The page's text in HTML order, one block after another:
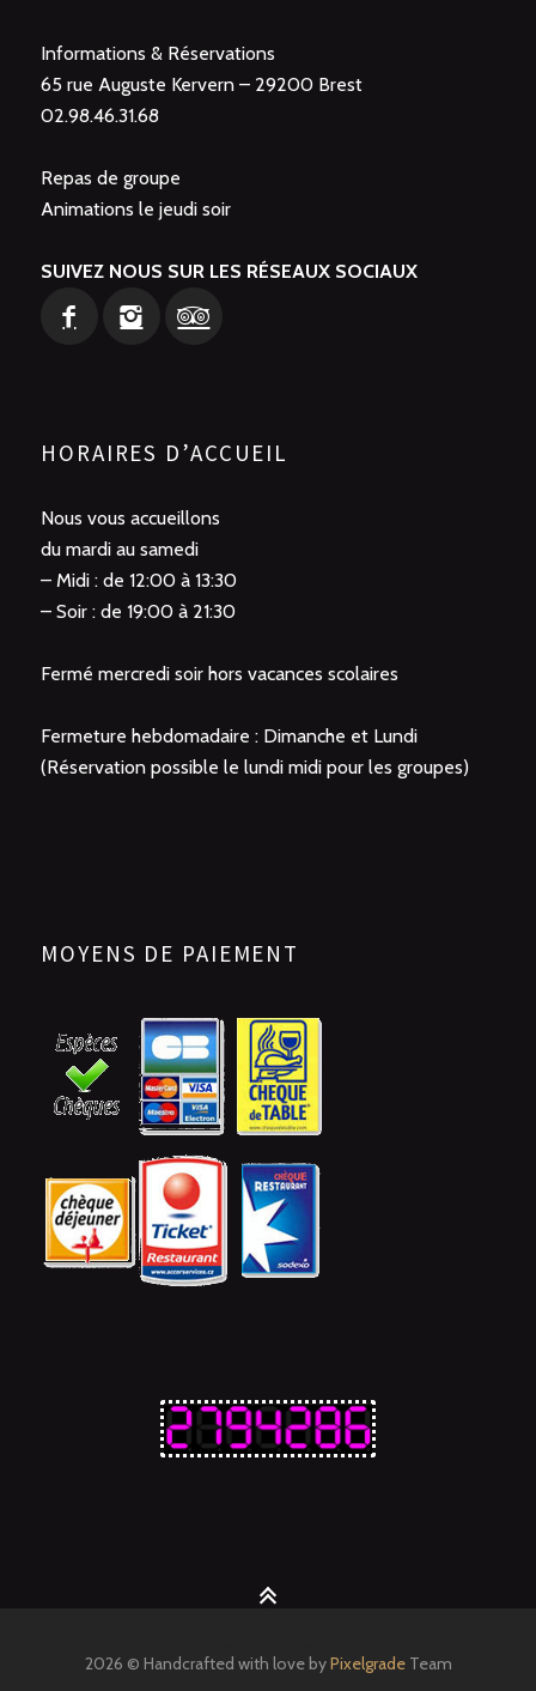
Informations & Réservations
65 rue Auguste Kervern – 29200 Brest
02.98.46.31.68
Repas de groupe
Animations le jeudi soir
SUIVEZ NOUS SUR LES RÉSEAUX SOCIAUX
HORAIRES D’ACCUEIL
Nous vous accueillons
du mardi au samedi
– Midi : de 12:00 à 13:30
– Soir : de 19:00 à 21:30
Fermé mercredi soir hors vacances scolaires
Fermeture hebdomadaire : Dimanche et Lundi
(Réservation possible le lundi midi pour les groupes)
MOYENS DE PAIEMENT
2026 © Handcrafted with love byPixelgradeTeam